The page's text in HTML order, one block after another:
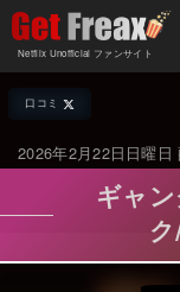
Netflix Unofficial ファンサイト
口コミ
2026年2月22日日曜日
ギャ
ク